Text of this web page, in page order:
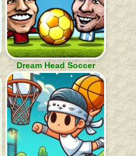
Dream Head Soccer